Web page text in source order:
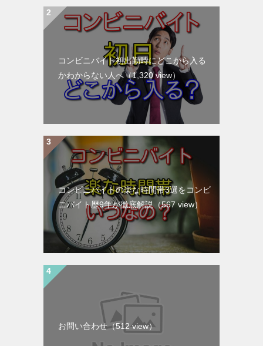
コンビニバイト初出勤時にどこから入る
かわからない人へ（1,320 view）
コンビニバイトの楽な時間帯3選をコンビ
ニバイト歴9年が徹底解説（567 view）
お問い合わせ（512 view）